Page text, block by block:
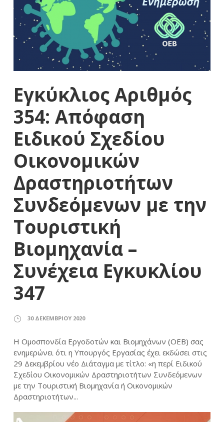
Εγκύκλιος Αριθμός
354: Απόφαση
Ειδικού Σχεδίου
Οικονομικών
Δραστηριοτήτων
Συνδεόμενων με την
Τουριστική
Βιομηχανία –
Συνέχεια Εγκυκλίου
347
30 ΔΕΚΕΜΒΡΊΟΥ 2020
Η Ομοσπονδία Εργοδοτών και Βιομηχάνων (ΟΕΒ) σας
ενημερώνει ότι η Υπουργός Εργασίας έχει εκδώσει στις
29 Δεκεμβρίου νέο Διάταγμα με τίτλο: «η περί Ειδικού
Σχεδίου Οικονομικών Δραστηριοτήτων Συνδεόμενων
με την Τουριστική Βιομηχανία ή Οικονομικών
Δραστηριοτήτων...